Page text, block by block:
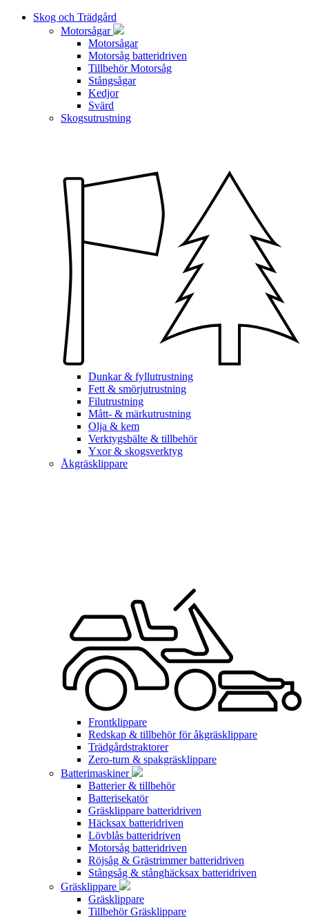
Skog och Trädgård
Motorsågar
Motorsågar
Motorsåg batteridriven
Tillbehör Motorsåg
Stångsågar
Kedjor
Svärd
Skogsutrustning
Dunkar & fyllutrustning
Fett & smörjutrustning
Filutrustning
Mått- & märkutrustning
Olja & kem
Verktygsbälte & tillbehör
Yxor & skogsverktyg
Åkgräsklippare
Frontklippare
Redskap & tillbehör för åkgräsklippare
Trädgårdstraktorer
Zero-turn & spakgräsklippare
Batterimaskiner
Batterier & tillbehör
Batterisekatör
Gräsklippare batteridriven
Häcksax batteridriven
Lövblås batteridriven
Motorsåg batteridriven
Röjsåg & Grästrimmer batteridriven
Stångsåg & stånghäcksax batteridriven
Gräsklippare
Gräsklippare
Tillbehör Gräsklippare